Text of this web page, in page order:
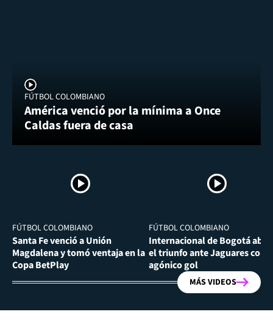
FÚTBOL COLOMBIANO
América venció por la mínima a Once
Caldas fuera de casa
FÚTBOL COLOMBIANO
Santa Fe venció a Unión
Magdalena y tomó ventaja en la
Copa BetPlay
FÚTBOL COLOMBIANO
Internacional de Bogotá
el triunfo ante Jaguares con
agónico gol
MÁS VIDEOS